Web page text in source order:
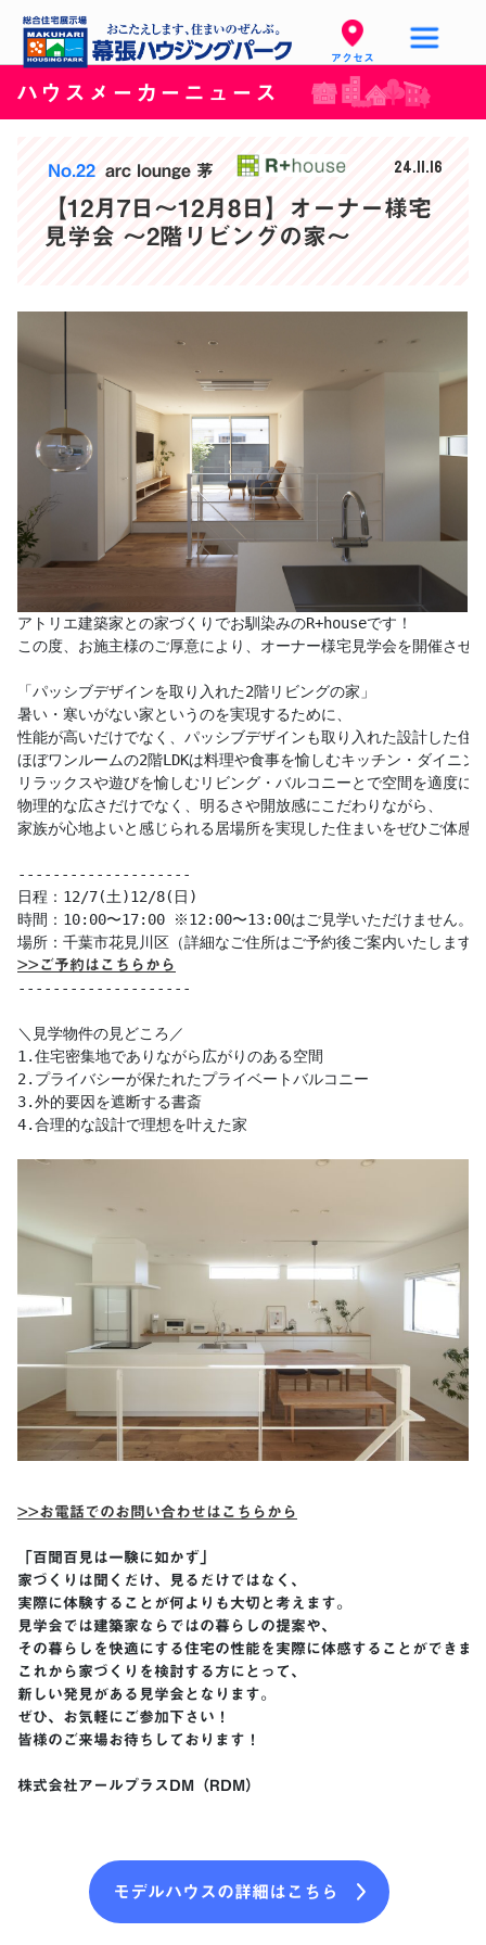
アクセス
ハウスメーカーニュース
No.22 arc lounge 茅 24.11.16
【12月7日〜12月8日】オーナー様宅
見学会 ～2階リビングの家〜
アトリエ建築家との家づくりでお馴染みのR+houseです！
この度、お施主様のご厚意により、オーナー様宅見学会を開催させ
「パッシブデザインを取り入れた2階リビングの家」
暑い・寒いがない家というのを実現するために、
性能が高いだけでなく、パッシブデザインも取り入れた設計した住
ほぼワンルームの2階LDKは料理や食事を愉しむキッチン・ダイニン
リラックスや遊びを愉しむリビング・バルコニーとで空間を適度に
物理的な広さだけでなく、明るさや開放感にこだわりながら、
家族が心地よいと感じられる居場所を実現した住まいをぜひご体感
--------------------
日程：12/7(土)12/8(日)
時間：10:00〜17:00 ※12:00〜13:00はご見学いただけません。
>>ご予約はこちらから
--------------------
＼見学物件の見どころ／
1.住宅密集地でありながら広がりのある空間
2.プライバシーが保たれたプライベートバルコニー
3.外的要因を遮断する書斎
4.合理的な設計で理想を叶えた家
>>お電話でのお問い合わせはこちらから
「百聞百見は一験に如かず」
家づくりは聞くだけ、見るだけではなく、
実際に体験することが何よりも大切と考えます。
見学会では建築家ならではの暮らしの提案や、
その暮らしを快適にする住宅の性能を実際に体感することができま
これから家づくりを検討する方にとって、
新しい発見がある見学会となります。
ぜひ、お気軽にご参加下さい！
皆様のご来場お待ちしております！
株式会社アールプラスDM（RDM）
モデルハウスの詳細はこちら